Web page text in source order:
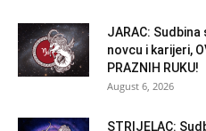
Poruka sedmice:Ne
drugačije nego što ste
JARAC:
novcu i karijeri,
PRAZNIH RUKU!
August 6, 2026
STRIJELAC: